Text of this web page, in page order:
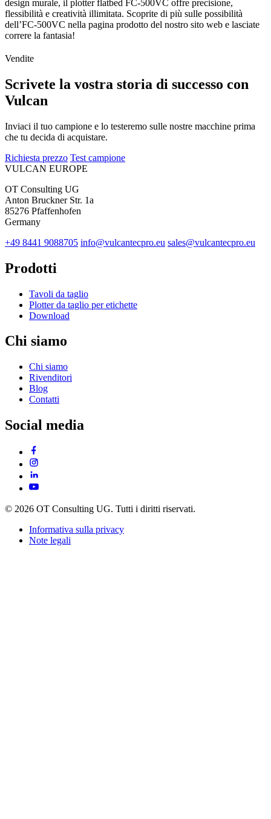
design murale, il plotter flatbed FC-500VC offre precisione,
flessibilità e creatività illimitata. Scoprite di più sulle possibilità
dell’FC-500VC nella pagina prodotto del nostro sito web e lasciate
correre la fantasia!
Vendite
Scrivete la vostra storia di successo con
Vulcan
Inviaci il tuo campione e lo testeremo sulle nostre macchine prima
che tu decida di acquistare.
Richiesta prezzo Test campione
VULCAN EUROPE
OT Consulting UG
Anton Bruckner Str. 1a
85276 Pfaffenhofen
Germany
+49 8441 9088705 info@vulcantecpro.eu sales@vulcantecpro.eu
Prodotti
Tavoli da taglio
Plotter da taglio per etichette
Download
Chi siamo
Chi siamo
Rivenditori
Blog
Contatti
Social media
© 2026 OT Consulting UG. Tutti i diritti riservati.
Informativa sulla privacy
Note legali